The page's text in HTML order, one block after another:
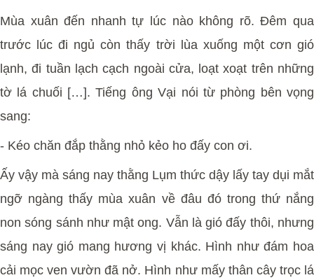
Mùa xuân đến nhanh tự lúc nào không rõ. Đêm qua
trước lúc đi ngủ còn thấy trời lùa xuống một cơn gió
lạnh, đi tuần lạch cạch ngoài cửa, loạt xoạt trên những
tờ lá chuối […]. Tiếng ông Vại nói từ phòng bên vọng
sang:
- Kéo chăn đắp thằng nhỏ kẻo ho đấy con ơi.
Ấy vậy mà sáng nay thằng Lụm thức dậy lấy tay dụi mắt
ngỡ ngàng thấy mùa xuân về đâu đó trong thứ nắng
non sóng sánh như mật ong. Vẫn là gió đấy thôi, nhưng
sáng nay gió mang hương vị khác. Hình như đám hoa
cải mọc ven vườn đã nở. Hình như mấy thân cây trọc lá